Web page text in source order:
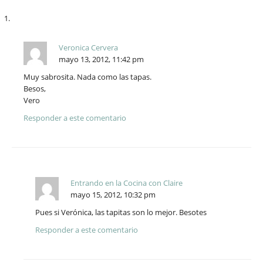
Veronica Cervera
mayo 13, 2012, 11:42 pm
Muy sabrosita. Nada como las tapas.
Besos,
Vero
Responder a este comentario
Entrando en la Cocina con Claire
mayo 15, 2012, 10:32 pm
Pues si Verónica, las tapitas son lo mejor. Besotes
Responder a este comentario